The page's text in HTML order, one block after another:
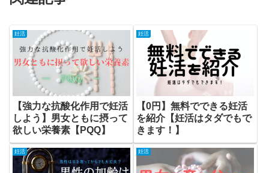
妊活
【強力な抗酸化作用で妊活
しよう】男女ともに摂って
欲しい栄養素【PQQ】
妊活
【0円】無料でできる妊活
を紹介【妊活はタダでもで
きます！】
妊活 妊活